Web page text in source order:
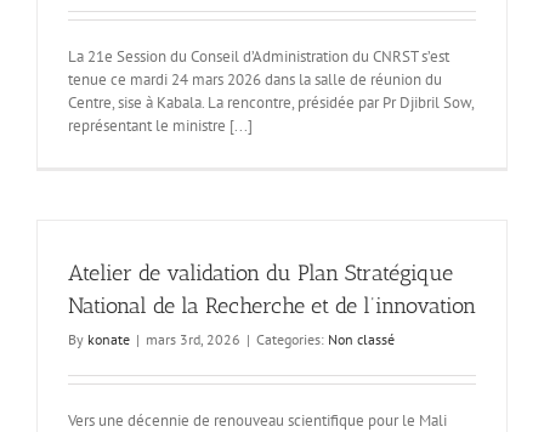
La 21e Session du Conseil d’Administration du CNRST s’est
tenue ce mardi 24 mars 2026 dans la salle de réunion du
Centre, sise à Kabala. La rencontre, présidée par Pr Djibril Sow,
représentant le ministre [...]
Atelier de validation du Plan Stratégique
National de la Recherche et de l’innovation
By konate | mars 3rd, 2026 | Categories: Non classé
Vers une décennie de renouveau scientifique pour le Mali